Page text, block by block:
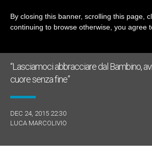
ULTIME NOTIZIE
“Lasciamoci abbracciare dal Bambino,
cuore senza fine”
DEC 24, 2015 22:30
LUCA MARCOLIVIO
By closing this banner, scrolling this page,
continuing to browse otherwise, you agree